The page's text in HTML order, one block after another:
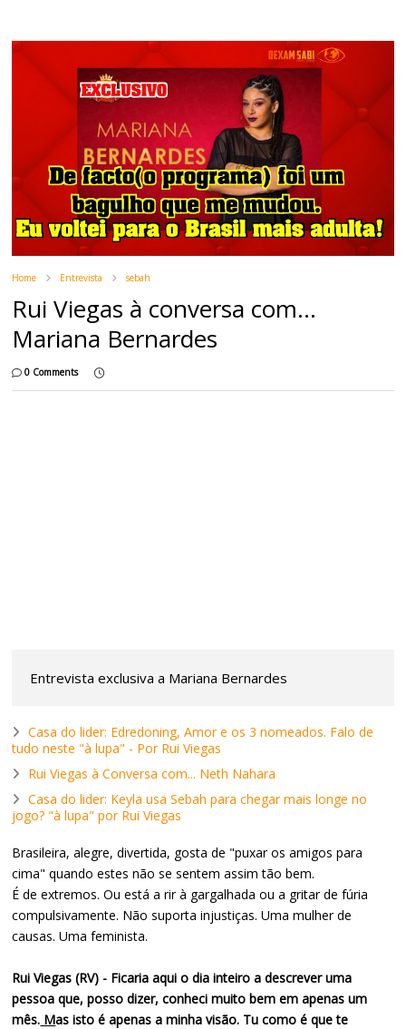
Home Entrevista sebah
Rui Viegas à conversa com...
Mariana Bernardes
0 Comments
Entrevista exclusiva a Mariana Bernardes
Casa do lider: Edredoning, Amor e os 3 nomeados. Falo de
tudo neste "à lupa" - Por Rui Viegas
Rui Viegas à Conversa com... Neth Nahara
Casa do lider: Keyla usa Sebah para chegar mais longe no
jogo? "à lupa" por Rui Viegas
Brasileira, alegre, divertida, gosta de "puxar os amigos para
cima" quando estes não se sentem assim tão bem.
É de extremos. Ou está a rir à gargalhada ou a gritar de fúria
compulsivamente. Não suporta injustiças. Uma mulher de
causas. Uma feminista.
Rui Viegas (RV) - Ficaria aqui o dia inteiro a descrever uma
pessoa que, posso dizer, conheci muito bem em apenas um
mês. Mas isto é apenas a minha visão. Tu como é que te